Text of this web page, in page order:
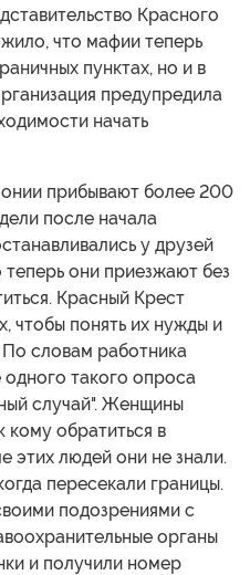
Красного
что мафии теперь
пунктах, но и в
предупредила
начать
прибывают более 200
после начала
у друзей
они приезжают без
Красный Крест
чтобы понять их нужды и
По словам работника
одного такого опроса
случай". Женщины
кому обратиться в
этих людей они не знали.
пересекали границы.
подозрениями с
органы
и получили номер